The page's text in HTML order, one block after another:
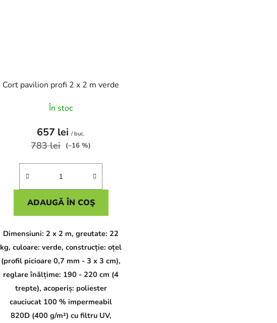
Cort pavilion profi 2 x 2 m verde
În stoc
657 lei/ buc.
783 lei (–16 %)
ADAUGĂ ÎN COŞ
Dimensiuni: 2 x 2 m, greutate: 22
kg, culoare: verde, construcție: oțel
(profil picioare 0,7 mm - 3 x 3 cm),
reglare înălțime: 190 - 220 cm (4
trepte), acoperiș: poliester
cauciucat 100 % impermeabil
820D (400 g/m²) cu filtru UV,